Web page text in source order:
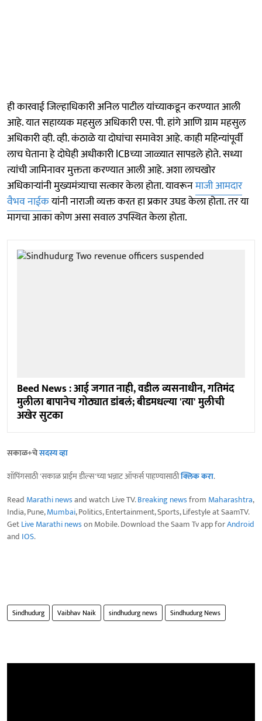
ही कारवाई जिल्हाधिकारी अनिल पाटील यांच्याकडून करण्यात आली
आहे. यात सहाय्यक महसुल अधिकारी एस. पी. हांगे आणि ग्राम महसुल
अधिकारी व्ही. व्ही. कंठाळे या दोघांचा समावेश आहे. काही महिन्यांपूर्वी
लाच घेताना हे दोघेही अधीकारी lCBच्या जाळ्यात सापडले होते. सध्या
त्यांची जामिनावर मुक्तता करण्यात आली आहे. अशा लाचखोर
अधिकाऱ्यांनी मुख्यमंत्र्याचा सत्कार केला होता. यावरूनमाजी आमदार
वैभव नाईकयांनी नाराजी व्यक्त करत हा प्रकार उघड केला होता. तर या
मागचा आका कोण असा सवाल उपस्थित केला होता.
Beed News : आई जगात नाही, वडील व्यसनाधीन, गतिमंद
मुलीला बापानेच गोठ्यात डांबलं; बीडमधल्या 'त्या' मुलीची
अखेर सुटका
सकाळ+चेसदस्य व्हा
शॉपिंगसाठी 'सकाळ प्राईम डील्स'च्या भन्नाट ऑफर्स पाहण्यासाठीक्लिक करा.
Read Marathi newsand watch Live TV.Breaking newsfrom Maharashtra,
India, Pune,Mumbai, Politics, Entertainment, Sports, Lifestyle at SaamTV.
GetLive Marathi newson Mobile. Download the Saam Tv app forAndroid
and IOS.
Sindhudurg Vaibhav Naik sindhudurg news Sindhudurg News